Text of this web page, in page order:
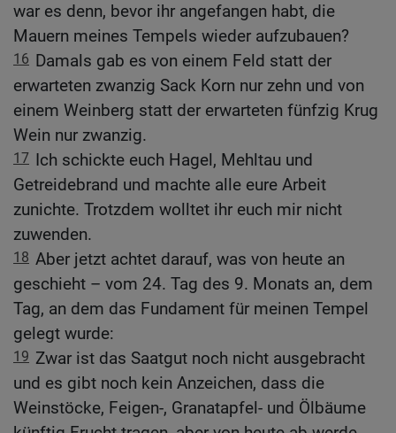
war es denn, bevor ihr angefangen habt, die
Mauern meines Tempels wieder aufzubauen?
16 Damals gab es von einem Feld statt der
erwarteten zwanzig Sack Korn nur zehn und von
einem Weinberg statt der erwarteten fünfzig Krug
Wein nur zwanzig.
17 Ich schickte euch Hagel, Mehltau und
Getreidebrand und machte alle eure Arbeit
zunichte. Trotzdem wolltet ihr euch mir nicht
zuwenden.
18 Aber jetzt achtet darauf, was von heute an
geschieht – vom 24. Tag des 9. Monats an, dem
Tag, an dem das Fundament für meinen Tempel
gelegt wurde:
19 Zwar ist das Saatgut noch nicht ausgebracht
und es gibt noch kein Anzeichen, dass die
Weinstöcke, Feigen-, Granatapfel- und Ölbäume